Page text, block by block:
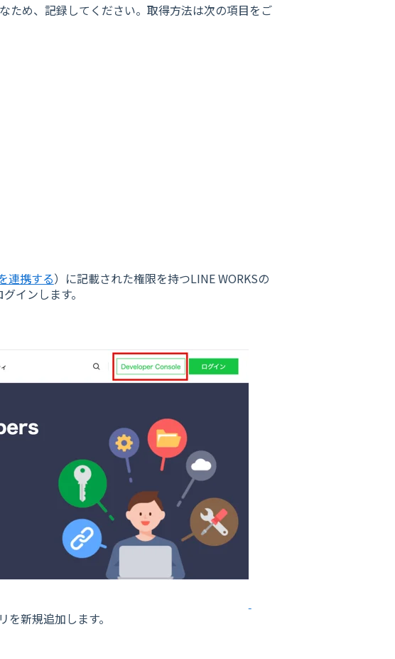
ため、記録してください。取得方法は次の項目をご
連携する）に記載された権限を持つLINE WORKSの
インします。
新規追加します。